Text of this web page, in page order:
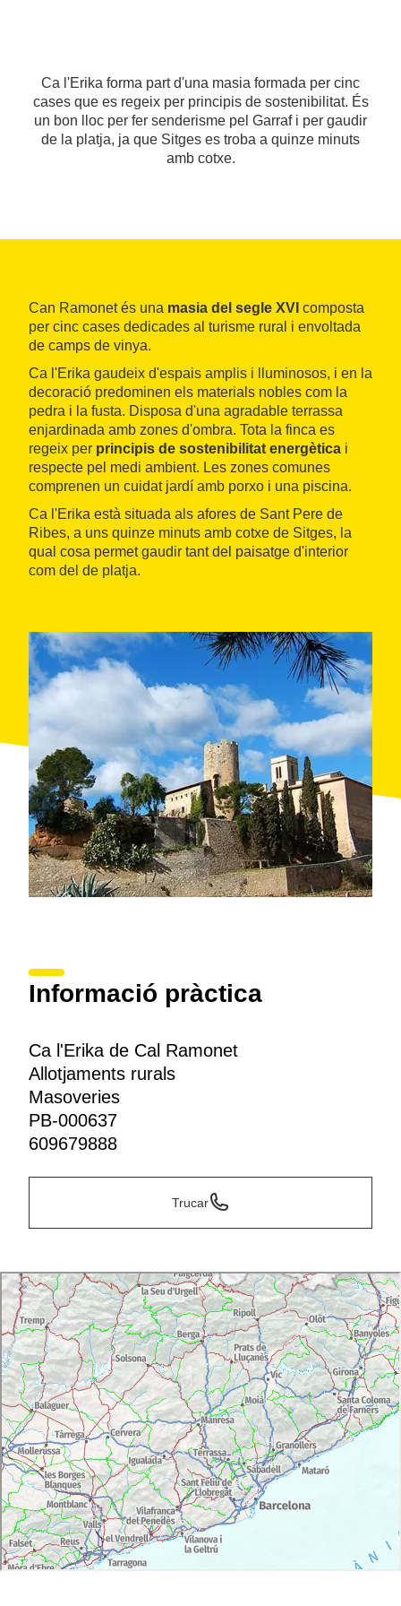
Ca l'Erika forma part d'una masia formada per cinc
cases que es regeix per principis de sostenibilitat. És
un bon lloc per fer senderisme pel Garraf i per gaudir
de la platja, ja que Sitges es troba a quinze minuts
amb cotxe.
Can Ramonet és una masia del segle XVI composta
per cinc cases dedicades al turisme rural i envoltada
de camps de vinya.
Ca l'Erika gaudeix d'espais amplis i lluminosos, i en la
decoració predominen els materials nobles com la
pedra i la fusta. Disposa d'una agradable terrassa
enjardinada amb zones d'ombra. Tota la finca es
regeix per principis de sostenibilitat energètica i
respecte pel medi ambient. Les zones comunes
comprenen un cuidat jardí amb porxo i una piscina.
Ca l'Erika està situada als afores de Sant Pere de
Ribes, a uns quinze minuts amb cotxe de Sitges, la
qual cosa permet gaudir tant del paisatge d'interior
com del de platja.
Informació pràctica
Ca l'Erika de Cal Ramonet
Allotjaments rurals
Masoveries
PB-000637
609679888
Trucar